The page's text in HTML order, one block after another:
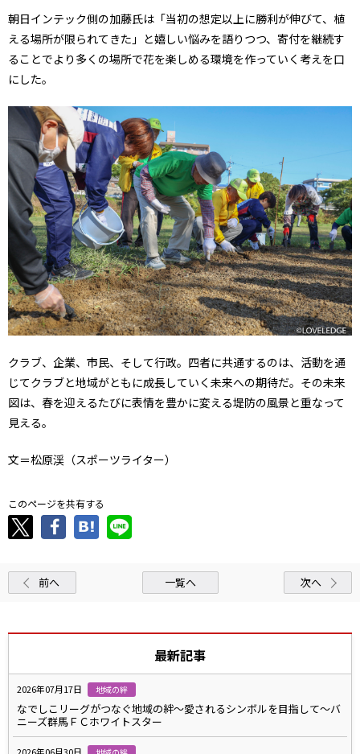
朝日インテック側の加藤氏は「当初の想定以上に勝利が伸びて、植
える場所が限られてきた」と嬉しい悩みを語りつつ、寄付を継続す
ることでより多くの場所で花を楽しめる環境を作っていく考えを口
にした。
クラブ、企業、市民、そして行政。四者に共通するのは、活動を通
じてクラブと地域がともに成長していく未来への期待だ。その未来
図は、春を迎えるたびに表情を豊かに変える堤防の風景と重なって
見える。
文＝松原渓（スポーツライター）
このページを共有する
前へ 一覧へ 次へ
最新記事
2026年07月17日 地域の絆
なでしこリーグがつなぐ地域の絆～愛されるシンボルを目指して～バ
ニーズ群馬ＦＣホワイトスター